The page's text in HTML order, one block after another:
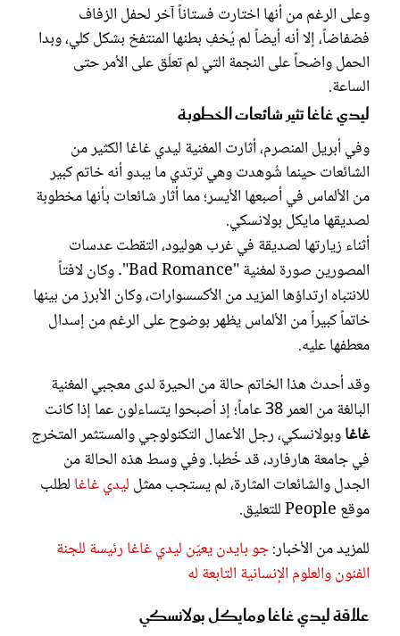
وعلى الرغم من أنها اختارت فستاناً آخر لحفل الزفاف
فضفاضاً، إلا أنه أيضاً لم يُخفِ بطنها المنتفخ بشكل كلي، وبدا
الحمل واضحاً على النجمة التي لم تعلّق على الأمر حتى
الساعة.
ليدي غاغا تثير شائعات الخطوبة
وفي أبريل المنصرم، أثارت المغنية ليدي غاغا الكثير من
الشائعات حينما شُوهدت وهي ترتدي ما يبدو أنه خاتم كبير
من الألماس في أصبعها الأيسر؛ مما أثار شائعات بأنها مخطوبة
لصديقها مايكل بولانسكي.
أثناء زيارتها لصديقة في غرب هوليود، التقطت عدسات
المصورين صورة لمغنية "Bad Romance". وكان لافتاً
للانتباه ارتداؤها المزيد من الأكسسوارات، وكان الأبرز من بينها
خاتماً كبيراً من الألماس يظهر بوضوح على الرغم من إسدال
معطفها عليه.
وقد أحدث هذا الخاتم حالة من الحيرة لدى معجبي المغنية
البالغة من العمر 38 عاماً؛ إذ أصبحوا يتساءلون عما إذا كانت
غاغاوبولانسكي، رجل الأعمال التكنولوجي والمستثمر المتخرج
في جامعة هارفارد، قد خُطبا. وفي وسط هذه الحالة من
الجدل والشائعات المثارة، لم يستجب ممثل ليدي غاغا لطلب
موقع People للتعليق.
للمزيد من الأخبار:جو بايدن يعيّن ليدي غاغا رئيسة للجنة
الفنون والعلوم الإنسانية التابعة له
علاقة ليدي غاغا ومايكل بولانسكي